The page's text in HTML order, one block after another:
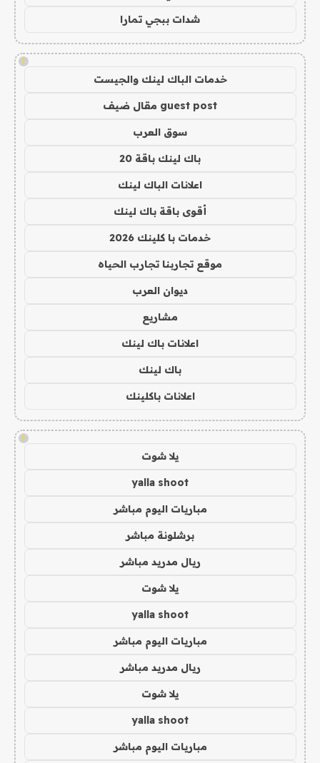
شدات ببجي تمارا
!
خدمات الباك لينك والجيست
guest post مقال ضيف
سوق العرب
باك لينك باقة 20
اعلانات الباك لينك
أقوى باقة باك لينك
خدمات با كلينك 2026
موقع تجاربنا تجارب الحياه
ديوان العرب
مشاريع
اعلانات باك لينك
باك لينك
اعلانات باكلينك
!
يلا شوت
yalla shoot
مباريات اليوم مباشر
برشلونة مباشر
ريال مدريد مباشر
يلا شوت
yalla shoot
مباريات اليوم مباشر
ريال مدريد مباشر
يلا شوت
yalla shoot
مباريات اليوم مباشر